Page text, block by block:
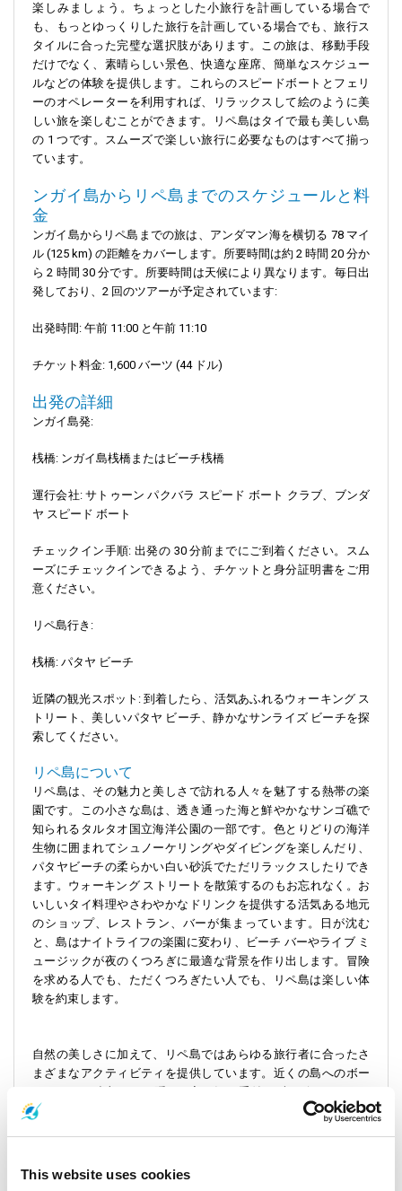
This website uses cookies
楽しみましょう。ちょっとした小旅行を計画している場合で
も、もっとゆっくりした旅行を計画している場合でも、旅行ス
タイルに合った完璧な選択肢があります。この旅は、移動手段
だけでなく、素晴らしい景色、快適な座席、簡単なスケジュー
ルなどの体験を提供します。これらのスピードボートとフェリ
ーのオペレーターを利用すれば、リラックスして絵のように美
しい旅を楽しむことができます。リペ島はタイで最も美しい島
の 1 つです。スムーズで楽しい旅行に必要なものはすべて揃っ
ています。
ンガイ島からリペ島までのスケジュールと料
金
ンガイ島からリペ島までの旅は、アンダマン海を横切る 78 マイ
ル (125 km) の距離をカバーします。所要時間は約 2 時間 20 分か
ら 2 時間 30 分です。所要時間は天候により異なります。毎日出
発しており、2 回のツアーが予定されています:
出発時間: 午前 11:00 と午前 11:10
チケット料金: 1,600 バーツ (44 ドル)
出発の詳細
ンガイ島発:
桟橋: ンガイ島桟橋またはビーチ桟橋
運行会社: サトゥーン パクバラ スピード ボート クラブ、ブンダ
ヤ スピード ボート
チェックイン手順: 出発の 30 分前までにご到着ください。スム
ーズにチェックインできるよう、チケットと身分証明書をご用
意ください。
リペ島行き:
桟橋: パタヤ ビーチ
近隣の観光スポット: 到着したら、活気あふれるウォーキング ス
トリート、美しいパタヤ ビーチ、静かなサンライズ ビーチを探
索してください。
リペ島について
リペ島は、その魅力と美しさで訪れる人々を魅了する熱帯の楽
園です。この小さな島は、透き通った海と鮮やかなサンゴ礁で
知られるタルタオ国立海洋公園の一部です。色とりどりの海洋
生物に囲まれてシュノーケリングやダイビングを楽しんだり、
パタヤビーチの柔らかい白い砂浜でただリラックスしたりでき
ます。ウォーキング ストリートを散策するのもお忘れなく。お
いしいタイ料理やさわやかなドリンクを提供する活気ある地元
のショップ、レストラン、バーが集まっています。日が沈む
と、島はナイトライフの楽園に変わり、ビーチ バーやライブ ミ
ュージックが夜のくつろぎに最適な背景を作り出します。冒険
を求める人でも、ただくつろぎたい人でも、リペ島は楽しい体
験を約束します。
自然の美しさに加えて、リペ島ではあらゆる旅行者に合ったさ
まざまなアクティビティを提供しています。近くの島へのボー
探索したり、釣りツアーに参加して地元の魚を捕まえてみたり
方は、地元の小さな村を訪れて、伝統的な生活様式を学び、フ